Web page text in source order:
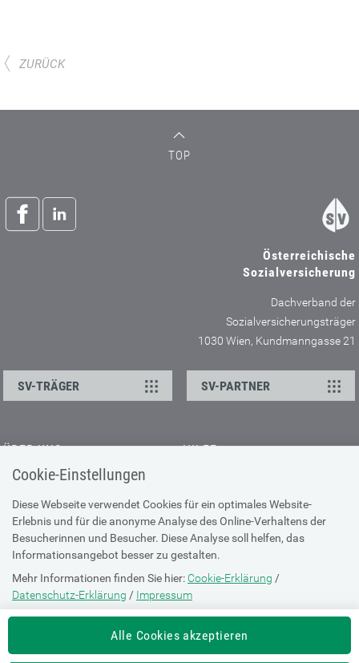
Cookie-Einstellungen
Diese Webseite verwendet Cookies für ein optimales Website-
Erlebnis und für die anonyme Analyse des Online-Verhaltens der
Besucherinnen und Besucher. Diese Analyse soll helfen, das
Informationsangebot besser zu gestalten.
Mehr Informationen finden Sie hier: Cookie-Erklärung /
Datenschutz-Erklärung / Impressum
Die Einstellung können Sie jederzeit auf der Seite "Cookie-Erklärung"
Alle Cookies akzeptieren
ZURÜCK
TOP
Österreichische
Sozialversicherung
Dachverband der
Sozialversicherungsträger
1030 Wien, Kundmanngasse 21
SV-TRÄGER SV-PARTNER
ÜBER UNS
Kontakt
Offene Stellen
Presse
HILFE
Browser-Info & Sicherheit
Hilfe zur Suche
Technische Unterstützung
DATENSCHUTZ
Cookie-Erklärung
Datenschutz-Erklärung